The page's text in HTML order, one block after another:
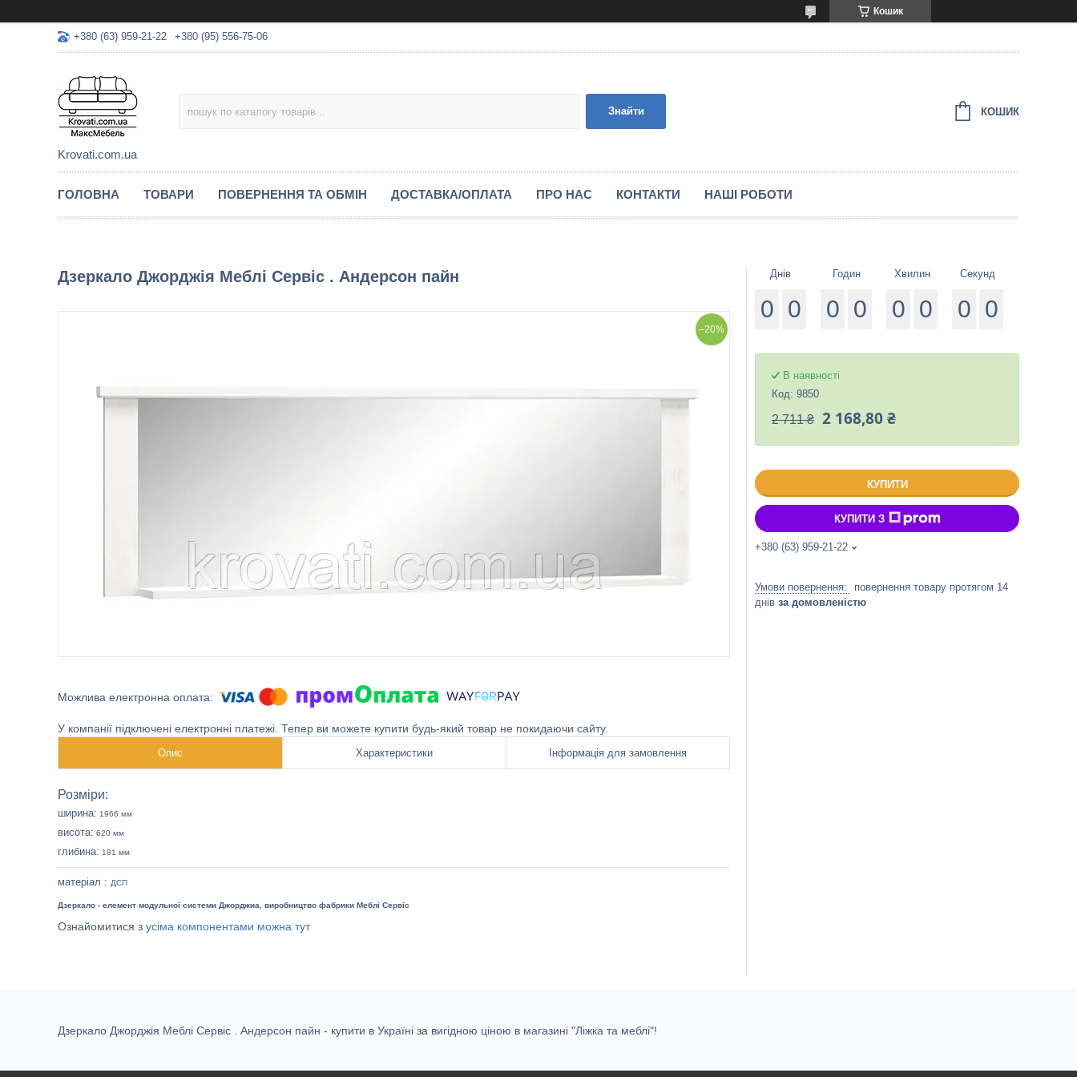
Кошик
+380 (63) 959-21-22 +380 (95) 556-75-06
Krovati.com.ua
Знайти КОШИК
ГОЛОВНА ТОВАРИ ПОВЕРНЕННЯ ТА ОБМІН ДОСТАВКА/ОПЛАТА ПРО НАС КОНТАКТИ НАШІ РОБОТИ
Дзеркало Джорджія Меблі Сервіс . Андерсон пайн
–20%
У компанії підключені електронні платежі. Тепер ви можете купити будь-який товар не покидаючи сайту.
Опис Характеристики Інформація для замовлення
Розміри:
ширина: 1966 мм
висота: 620 мм
глибина: 181 мм
матеріал : ДСП
Дзеркало - елемент модульної системи Джорджиа , виробництво фабрики Меблі Сервіс
Ознайомитися з усіма компонентами можна тут
Днів
0 0
Годин
0 0
Хвилин
0 0
Секунд
0 0
В наявності
Код: 9850
2 711 ₴ 2 168,80 ₴
КУПИТИ
КУПИТИ З
+380 (63) 959-21-22
повернення товару протягом 14
днів за домовленістю
Дзеркало Джорджія Меблі Сервіс . Андерсон пайн - купити в Україні за вигідною ціною в магазині "Ліжка та меблі"!